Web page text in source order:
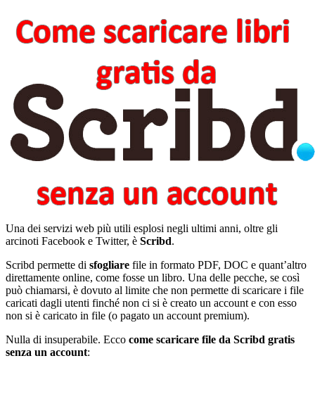
Una dei servizi web più utili esplosi negli ultimi anni, oltre gli
arcinoti Facebook e Twitter, è Scribd.
Scribd permette di sfogliare file in formato PDF, DOC e quant’altro
direttamente online, come fosse un libro. Una delle pecche, se così
può chiamarsi, è dovuto al limite che non permette di scaricare i file
caricati dagli utenti finché non ci si è creato un account e con esso
non si è caricato in file (o pagato un account premium).
Nulla di insuperabile. Ecco come scaricare file da Scribd gratis
senza un account: